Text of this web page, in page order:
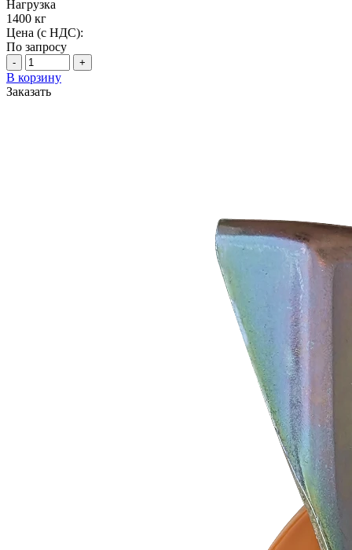
Нагрузка
1400 кг
Цена (с НДС):
По запросу
- +
В корзину
Заказать